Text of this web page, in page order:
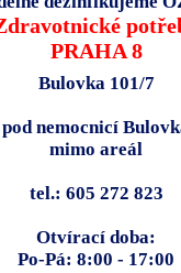
PRAHA 8
Bulovka 101/7
pod nemocnicí
mimo areál
tel.: 605 272 823
Otvírací doba:
Po-Pá: 8:00 - 17:00